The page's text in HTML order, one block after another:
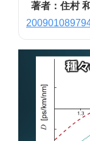
著者：住村